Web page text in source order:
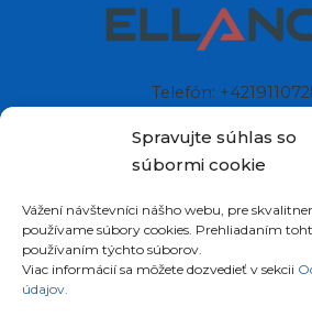
Spravujte súhlas so
súbormi cookie
Vážení návštevníci nášho webu, pre
používame súbory cookies. Prehliadaním
používaním týchto súborov.
Viac informácií sa môžete dozvedieť v sekcii
údajov.
Telefón:
Sídlo: Štiavnička
Slovenská